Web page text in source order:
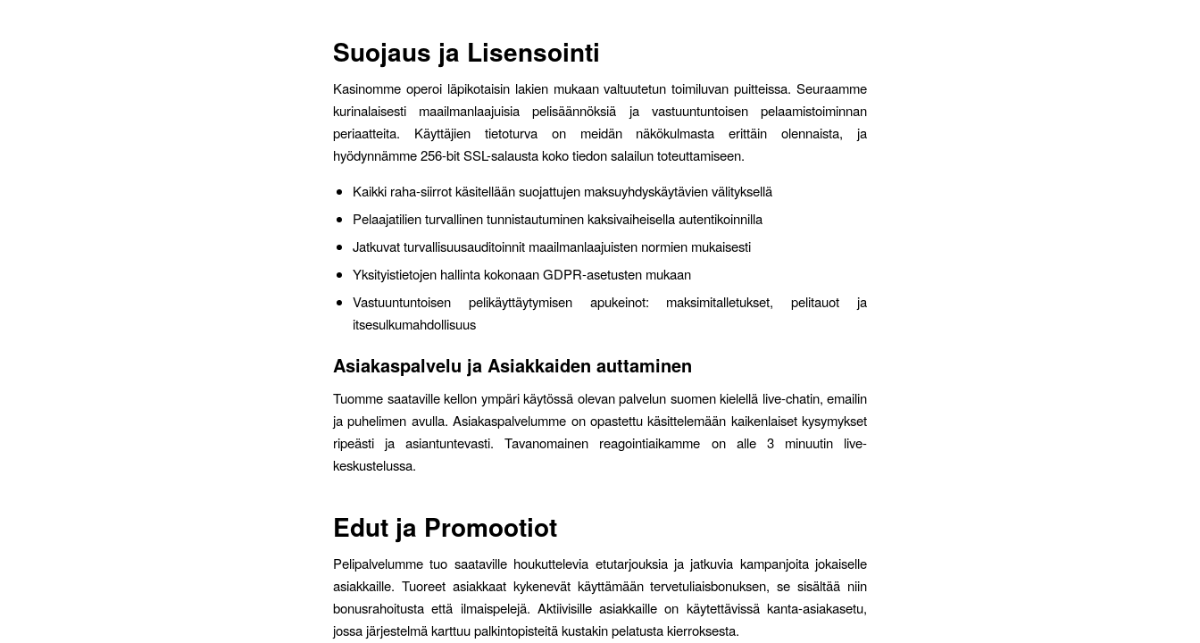
Suojaus ja Lisensointi
Kasinomme operoi läpikotaisin lakien mukaan valtuutetun toimiluvan puitteissa. Seuraamme
kurinalaisesti maailmanlaajuisia pelisäännöksiä ja vastuuntuntoisen pelaamistoiminnan
periaatteita. Käyttäjien tietoturva on meidän näkökulmasta erittäin olennaista, ja
hyödynnämme 256-bit SSL-salausta koko tiedon salailun toteuttamiseen.
Kaikki raha-siirrot käsitellään suojattujen maksuyhdyskäytävien välityksellä
Pelaajatilien turvallinen tunnistautuminen kaksivaiheisella autentikoinnilla
Jatkuvat turvallisuusauditoinnit maailmanlaajuisten normien mukaisesti
Yksityistietojen hallinta kokonaan GDPR-asetusten mukaan
Vastuuntuntoisen pelikäyttäytymisen apukeinot: maksimitalletukset, pelitauot ja
itsesulkumahdollisuus
Asiakaspalvelu ja Asiakkaiden auttaminen
Tuomme saataville kellon ympäri käytössä olevan palvelun suomen kielellä live-chatin, emailin
ja puhelimen avulla. Asiakaspalvelumme on opastettu käsittelemään kaikenlaiset kysymykset
ripeästi ja asiantuntevasti. Tavanomainen reagointiaikamme on alle 3 minuutin live-
keskustelussa.
Edut ja Promootiot
Pelipalvelumme tuo saataville houkuttelevia etutarjouksia ja jatkuvia kampanjoita jokaiselle
asiakkaille. Tuoreet asiakkaat kykenevät käyttämään tervetuliaisbonuksen, se sisältää niin
bonusrahoitusta että ilmaispelejä. Aktiivisille asiakkaille on käytettävissä kanta-asiakasetu,
jossa järjestelmä karttuu palkintopisteitä kustakin pelatusta kierroksesta.